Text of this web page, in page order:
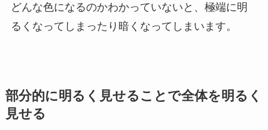
どんな色になるのかわかっていないと、極端に明
るくなってしまったり暗くなってしまいます。
部分的に明るく見せることで全体を明るく
見せる